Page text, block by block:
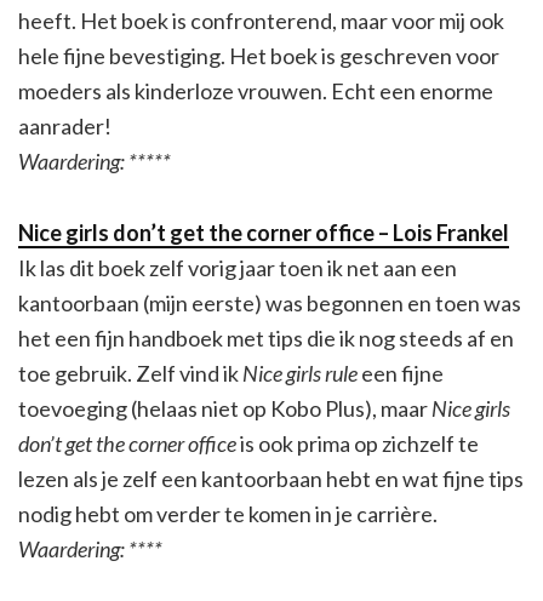
heeft. Het boek is confronterend, maar voor mij ook
hele fijne bevestiging. Het boek is geschreven voor
moeders als kinderloze vrouwen. Echt een enorme
aanrader!
Waardering: *****
Nice girls don’t get the corner office – Lois Frankel
Ik las dit boek zelf vorig jaar toen ik net aan een
kantoorbaan (mijn eerste) was begonnen en toen was
het een fijn handboek met tips die ik nog steeds af en
toe gebruik. Zelf vind ikNice girls ruleeen fijne
toevoeging (helaas niet op Kobo Plus), maarNice girls
don’t get the corner officeis ook prima op zichzelf te
lezen als je zelf een kantoorbaan hebt en wat fijne tips
nodig hebt om verder te komen in je carrière.
Waardering: ****